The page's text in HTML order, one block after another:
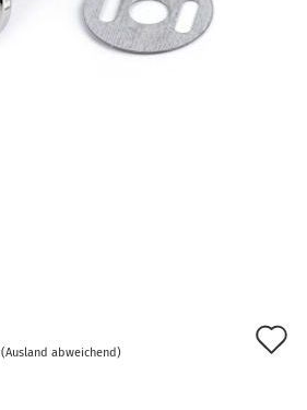
(Ausland abweichend)